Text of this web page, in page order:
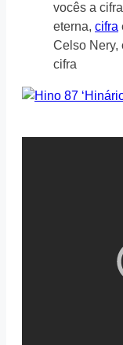
vocês a
eterna, cifra
Celso Nery,
cifra